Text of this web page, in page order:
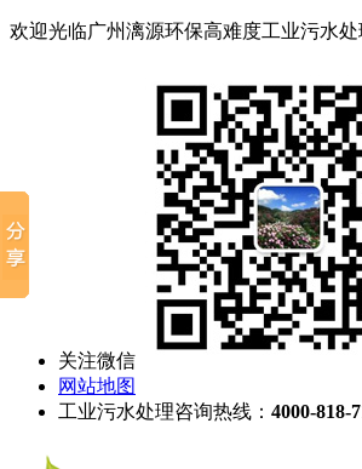
欢迎光临广州漓源环保高难度工业污水处
关注微信
网站地图
工业污水处理咨询热线： 4000-818-